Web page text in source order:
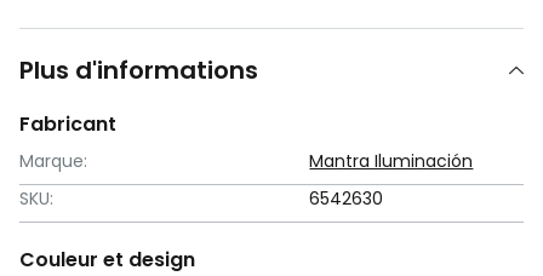
Plus d'informations
Fabricant
Marque:
Mantra Iluminación
SKU:
6542630
Couleur et design